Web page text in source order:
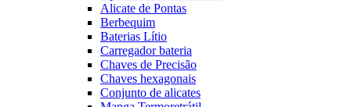
Alicate de Pontas
Berbequim
Baterias Lítio
Carregador bateria
Chaves de Precisão
Chaves hexagonais
Conjunto de alicates